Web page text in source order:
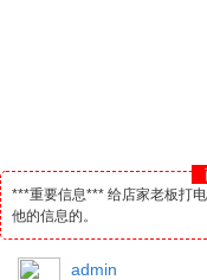
***重要信息*** 给店家老板打
他的信息的。
admin